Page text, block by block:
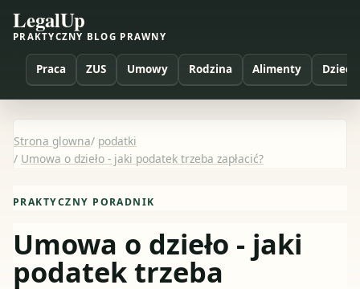
LegalUp
PRAKTYCZNY BLOG PRAWNY
Praca ZUS Umowy Rodzina Alimenty Dzieci
Strona glowna/ podatki
/ Umowa o dzieło - jaki podatek trzeba zapłacić?
PRAKTYCZNY PORADNIK
Umowa o dzieło - jaki
podatek trzeba